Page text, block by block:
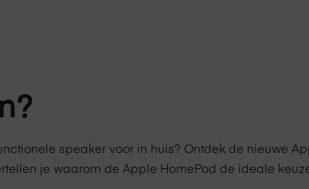
speaker voor in huis? Ontdek de nieuwe
je waarom de Apple HomePod de ideale